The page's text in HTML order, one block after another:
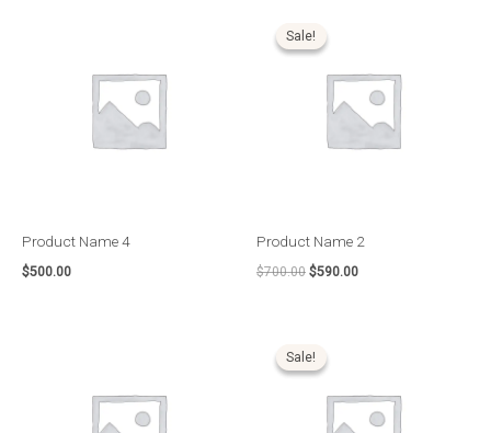
Product Name 4
$500.00
Sale!
Sale!
Product Name 2
$700.00
preço
original
$700.00.
$590.00
$590.00.
Sale!
Sale!preço
original
$600.00.$495.00.